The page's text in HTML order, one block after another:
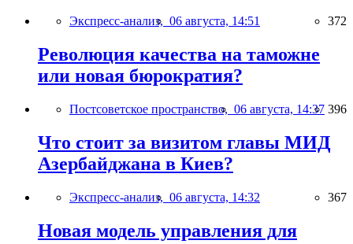
Экспресс-анализ, 06 августа, 14:51 372
Революция качества на таможне
или новая бюрократия?
Постсоветское пространство, 06 августа, 14:37 396
Что стоит за визитом главы МИД
Азербайджана в Киев?
Экспресс-анализ, 06 августа, 14:32 367
Новая модель управления для